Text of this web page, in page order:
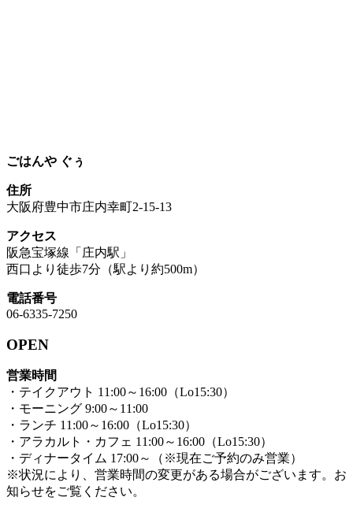
ごはんや ぐぅ
住所
大阪府豊中市庄内幸町2-15-13
アクセス
阪急宝塚線「庄内駅」
西口より徒歩7分（駅より約500m）
電話番号
06-6335-7250
OPEN
営業時間
・テイクアウト 11:00～16:00（Lo15:30）
・モーニング 9:00～11:00
・ランチ 11:00～16:00（Lo15:30）
・アラカルト・カフェ 11:00～16:00（Lo15:30）
・ディナータイム 17:00～（※現在ご予約のみ営業）
※状況により、営業時間の変更がある場合がございます。お
知らせをご覧ください。